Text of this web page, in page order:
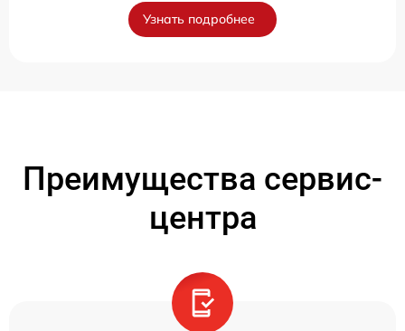
Узнать подробнее
Преимущества сервис-
центра